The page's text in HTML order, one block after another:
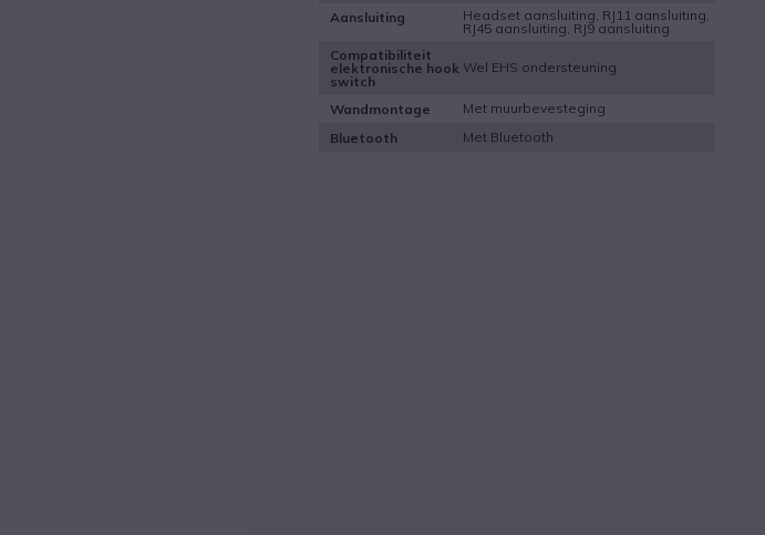
Aansluiting
Headset aansluiting, RJ11 aansluiting,
RJ45 aansluiting, RJ9 aansluiting
Compatibiliteit
elektronische hook
switch
Wel EHS ondersteuning
Wandmontage
Met muurbevesteging
Bluetooth
Met Bluetooth